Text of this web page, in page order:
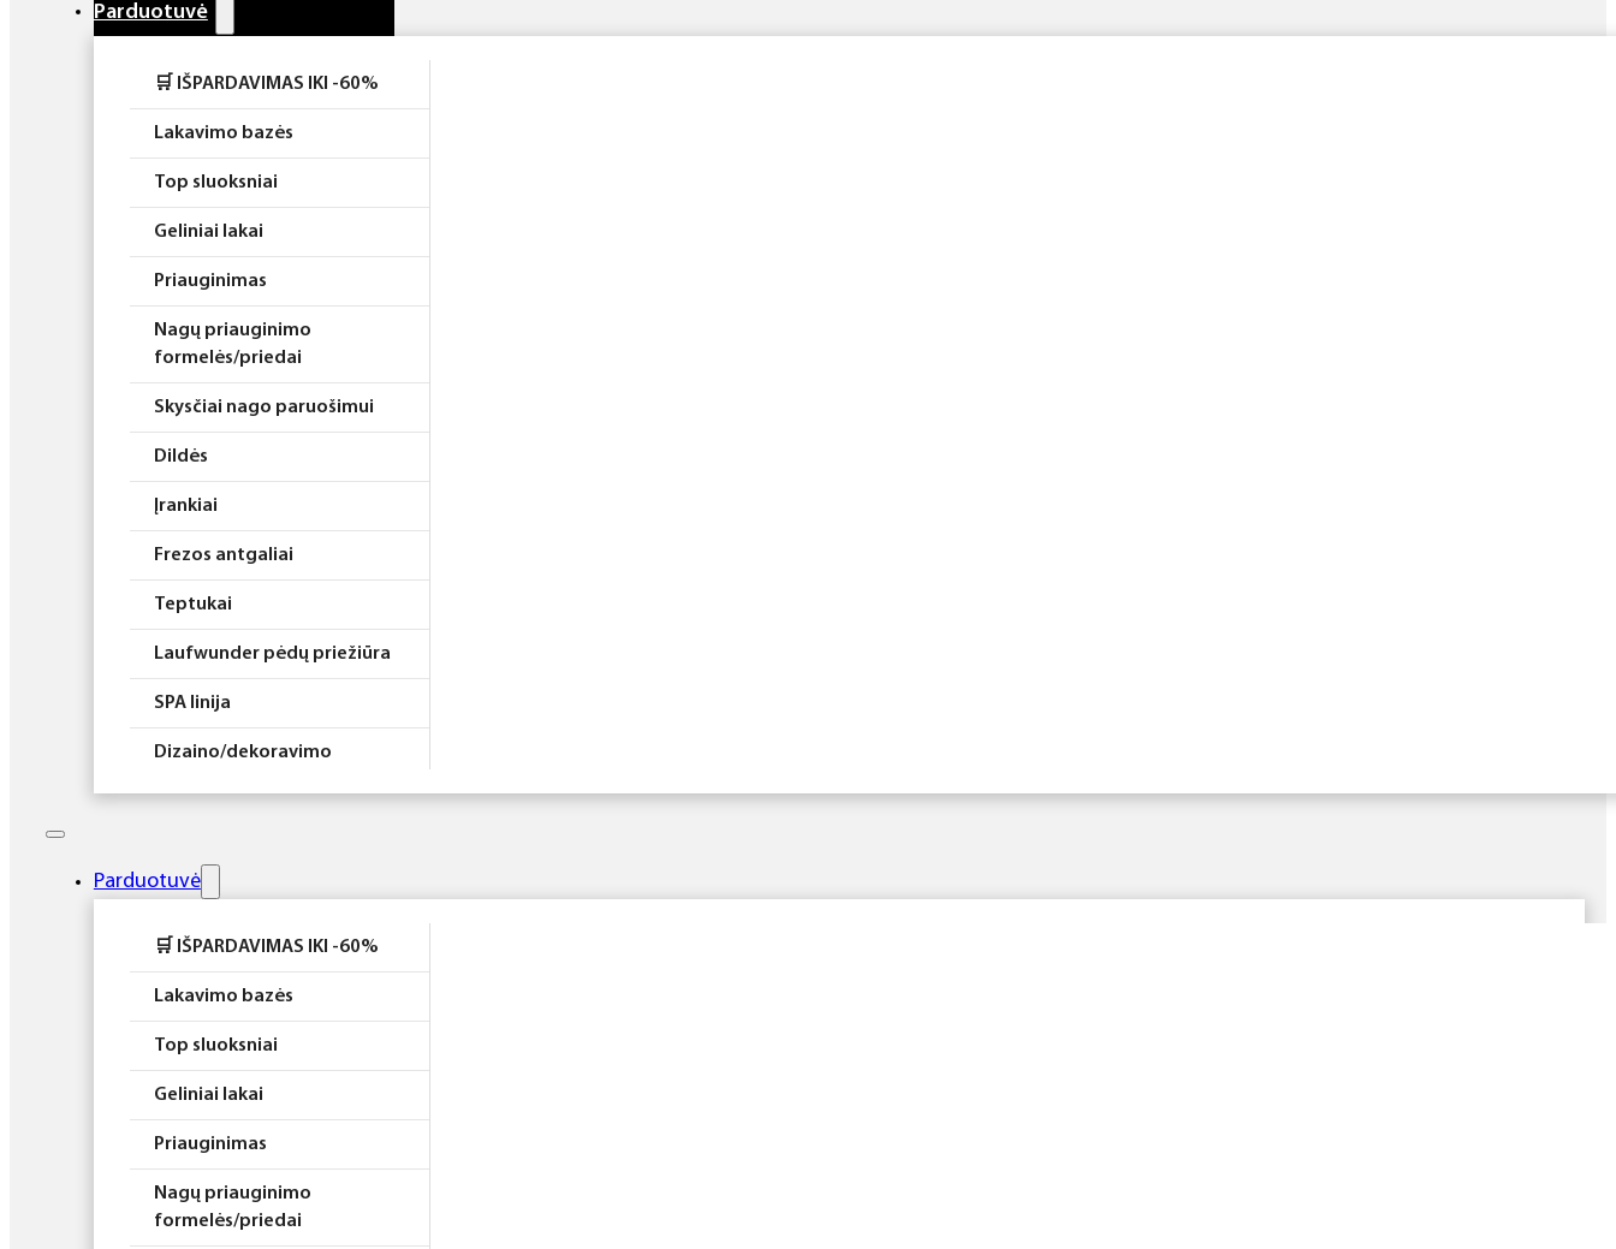
Parduotuvė
🛒 IŠPARDAVIMAS IKI -60%
Lakavimo bazės
Top sluoksniai
Geliniai lakai
Priauginimas
Nagų priauginimo
formelės/priedai
Skysčiai nago paruošimui
Dildės
Įrankiai
Frezos antgaliai
Teptukai
Laufwunder pėdų priežiūra
SPA linija
Dizaino/dekoravimo
Higiena
Rinkiniai
Parduotuvė
🛒 IŠPARDAVIMAS IKI -60%
Lakavimo bazės
Top sluoksniai
Geliniai lakai
Priauginimas
Nagų priauginimo
formelės/priedai